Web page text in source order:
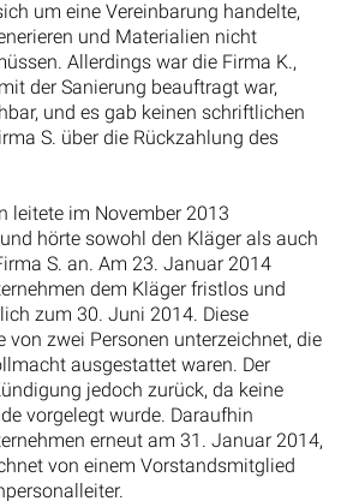
um eine Vereinbarung handelte,
und Materialien nicht
Allerdings war die Firma K.,
der Sanierung beauftragt war,
und es gab keinen schriftlichen
S. über die Rückzahlung des
leitete im November 2013
hörte sowohl den Kläger als auch
S. an. Am 23. Januar 2014
dem Kläger fristlos und
zum 30. Juni 2014. Diese
von zwei Personen unterzeichnet, die
ausgestattet waren. Der
jedoch zurück, da keine
vorgelegt wurde. Daraufhin
erneut am 31. Januar 2014,
von einem Vorstandsmitglied